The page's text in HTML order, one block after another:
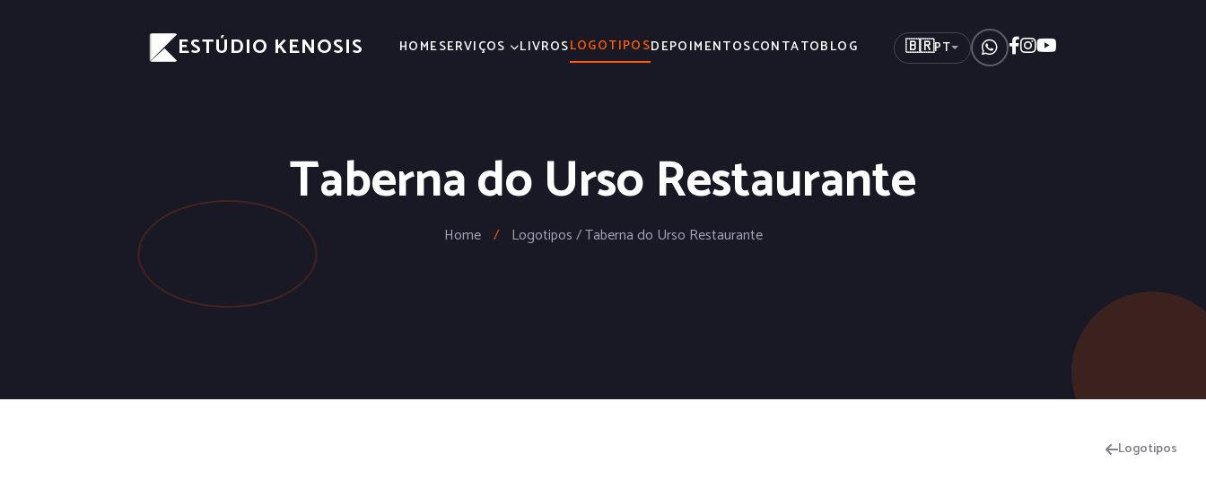
ESTÚDIO KENOSIS HOMESERVIÇOS LIVROSLOGOTIPOSDEPOIMENTOSCONTATOBLOG 🇧🇷PT
Taberna do Urso Restaurante
Home / Logotipos / Taberna do Urso Restaurante
Logotipos